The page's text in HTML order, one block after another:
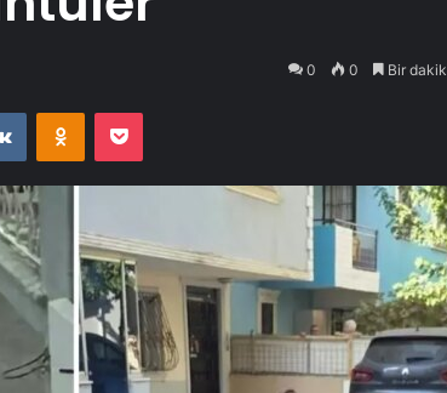
0 0 Bir
VKontakteOdnoklassniki
Pocket